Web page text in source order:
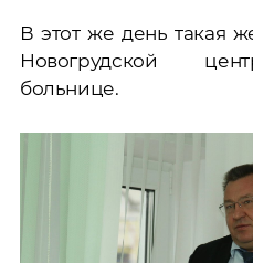
В этот же день такая
Новогрудской
больнице.